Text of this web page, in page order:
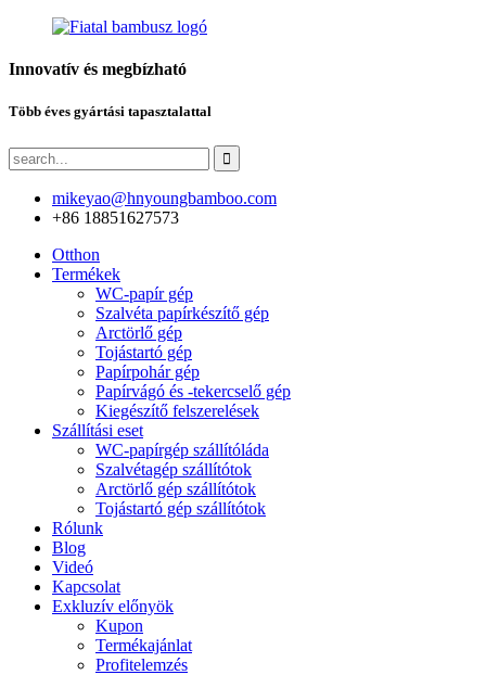
Innovatív és megbízható
Több éves gyártási tapasztalattal
mikeyao@hnyoungbamboo.com
+86 18851627573
Otthon
Termékek
WC-papír gép
Szalvéta papírkészítő gép
Arctörlő gép
Tojástartó gép
Papírpohár gép
Papírvágó és -tekercselő gép
Kiegészítő felszerelések
Szállítási eset
WC-papírgép szállítóláda
Szalvétagép szállítótok
Arctörlő gép szállítótok
Tojástartó gép szállítótok
Rólunk
Blog
Videó
Kapcsolat
Exkluzív előnyök
Kupon
Termékajánlat
Profitelemzés